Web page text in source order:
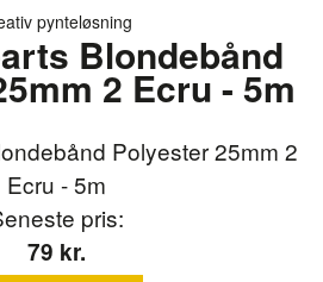
pynteløsning
Blondebånd
2 Ecru - 5m
pris:
79 kr.